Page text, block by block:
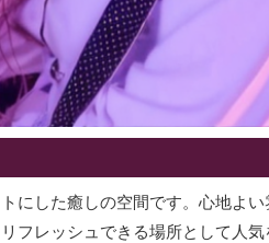
にした癒しの空間です。心地よ
フレッシュできる場所として人